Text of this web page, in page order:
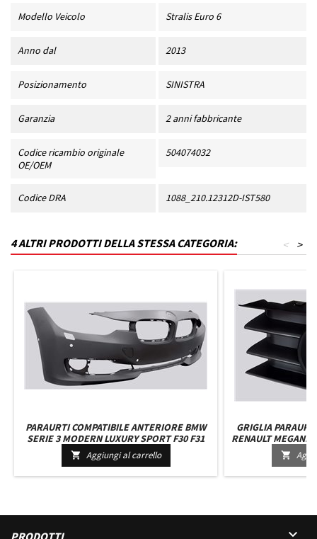
Modello Veicolo Stralis Euro 6
Anno dal 2013
Posizionamento SINISTRA
Garanzia 2 anni fabbricante
Codice ricambio originale
OE/OEM
504074032
Codice DRA 1088_210.12312D-IST580
4 ALTRI PRODOTTI DELLA STESSA CATEGORIA: >
<
PARAURTI COMPATIBILE ANTERIORE BMW
SERIE 3 MODERN LUXURY SPORT F30 F31
DAL 2011 IN POI
 Aggiungi al carrello
GRIGLIA
RENAULT MEGANE

